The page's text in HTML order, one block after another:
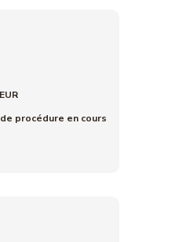
procédure en cours